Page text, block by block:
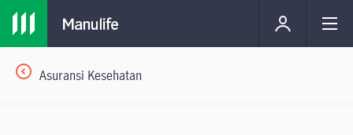
Asuransi Kesehatan